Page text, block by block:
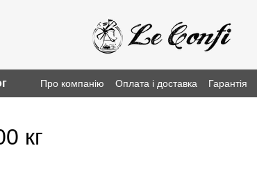
Про компанію Оплата і доставка Гарантія
кг